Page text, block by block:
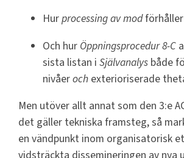
Hurprocessing av mod
Och hur Öppningsprocedur 8-C
sista listan i Självanalys både
nivåeroch exterioriserade
Men utöver allt annat som den 3:e
det gäller tekniska framsteg, så
en vändpunkt inom organisatorisk